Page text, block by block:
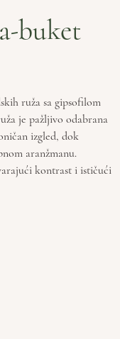
buket
ruža sa gipsofilom
je pažljivo odabrana
izgled, dok
aranžmanu.
kontrast i ističući